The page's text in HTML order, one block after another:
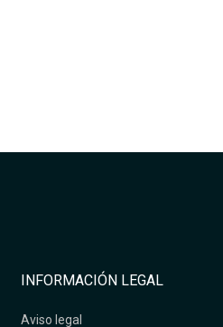
INFORMACIÓN LEGAL
Aviso legal